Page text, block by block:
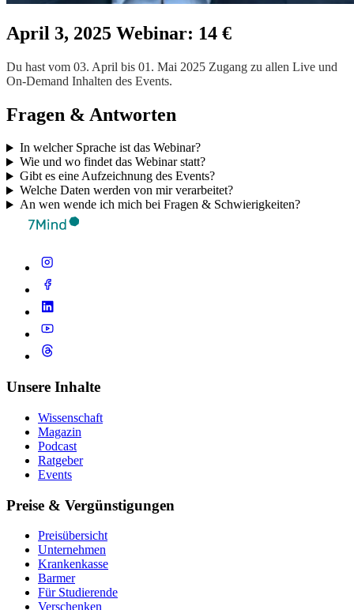
April 3, 2025 Webinar: 14 €
Du hast vom 03. April bis 01. Mai 2025 Zugang zu allen Live und
On-Demand Inhalten des Events.
Fragen & Antworten
In welcher Sprache ist das Webinar?
Wie und wo findet das Webinar statt?
Gibt es eine Aufzeichnung des Events?
Welche Daten werden von mir verarbeitet?
An wen wende ich mich bei Fragen & Schwierigkeiten?
Unsere Inhalte
Wissenschaft
Magazin
Podcast
Ratgeber
Events
Preise & Vergünstigungen
Preisübersicht
Unternehmen
Krankenkasse
Barmer
Für Studierende
Ver­schen­ken